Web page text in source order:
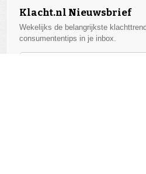
Klacht.nl Nieuwsbrief
Wekelijks de belangrijkste
consumententips in je inbox.